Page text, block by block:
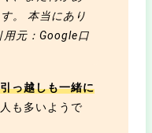
。 本当にあり
用元：Google口
引っ越しも一緒に
も多いようで